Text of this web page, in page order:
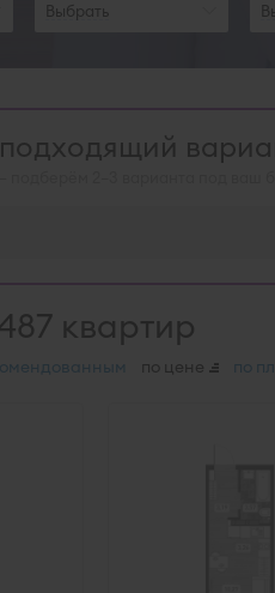
Выбрать
квартир
по цене по